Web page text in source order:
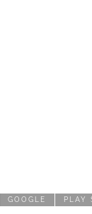
GOOGLE PLAY